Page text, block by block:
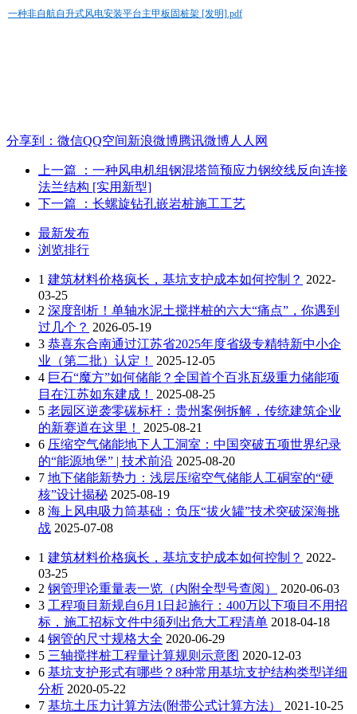
一种非自航自升式风电安装平台主甲板固桩架 [发明].pdf
分享到： 微信QQ空间新浪微博腾讯微博人人网
上一篇
：一种风电机组钢混塔筒预应力钢绞线反向连接
法兰结构 [实用新型]
下一篇
：长螺旋钻孔嵌岩桩施工工艺
最新发布
浏览排行
1 建筑材料价格疯长，基坑支护成本如何控制？ 2022-
03-25
2 深度剖析！单轴水泥土搅拌桩的六大“痛点”，你遇到
过几个？ 2026-05-19
3 恭喜东合南通过江苏省2025年度省级专精特新中小企
业（第二批）认定！
2025-12-05
4 巨石“魔方”如何储能？全国首个百兆瓦级重力储能项
目在江苏如东建成！
2025-08-25
5 老园区逆袭零碳标杆：贵州案例拆解，传统建筑企业
的新赛道在这里！
2025-08-21
6 压缩空气储能地下人工洞室：中国突破五项世界纪录
的“能源地堡” | 技术前沿 2025-08-20
7 地下储能新势力：浅层压缩空气储能人工硐室的“硬
核”设计揭秘 2025-08-19
8 海上风电吸力筒基础：负压“拔火罐”技术突破深海挑
战 2025-07-08
1 建筑材料价格疯长，基坑支护成本如何控制？ 2022-
03-25
2 钢管理论重量表一览（内附全型号查阅）
2020-06-03
3 工程项目新规自6月1日起施行：400万以下项目不用招
标，施工招标文件中须列出危大工程清单 2018-04-18
4 钢管的尺寸规格大全 2020-06-29
5 三轴搅拌桩工程量计算规则示意图 2020-12-03
6 基坑支护形式有哪些？8种常用基坑支护结构类型详细
分析 2020-05-22
7 基坑土压力计算方法(附带公式计算方法） 2021-10-25